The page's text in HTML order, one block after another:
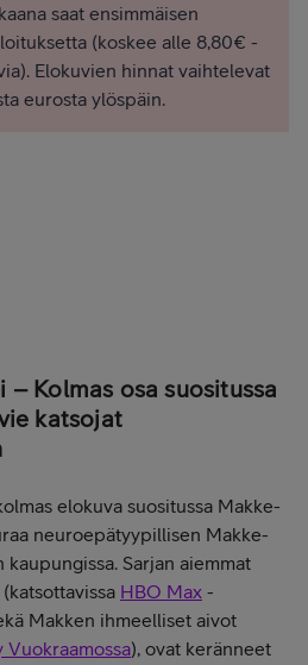
saat ensimmäisen
(koskee alle 8,80€ -
Elokuvien hinnat vaihtelevat
eurosta ylöspäin.
– Kolmas osa suositussa
katsojat
elokuva suositussa Makke-
neuroepätyypillisen Makke-
Sarjan aiemmat
HBO Max -
Makken ihmeelliset aivot
Vuokraamossa), ovat keränneet